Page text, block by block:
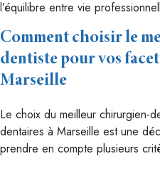
l’équilibre entre vie
Comment choisir le
dentiste pour vos
Marseille
Le choix du meilleur chirurgien-
dentaires à Marseille est une
prendre en compte plusieurs